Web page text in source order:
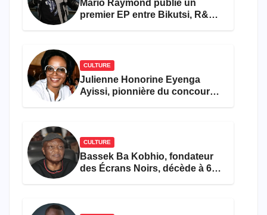
Mario Raymond publie un
premier EP entre Bikutsi, R&B
CULTURE
Julienne Honorine Eyenga
Ayissi, pionnière du concours
CULTURE
Bassek Ba Kobhio, fondateur
des Écrans Noirs, décède à 69